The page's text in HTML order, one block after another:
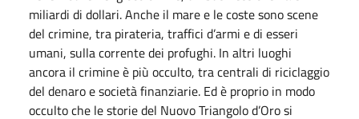
miliardi di dollari. Anche il mare e le coste sono scene
del crimine, tra pirateria, traffici d’armi e di esseri
umani, sulla corrente dei profughi. In altri luoghi
ancora il crimine è più occulto, tra centrali di riciclaggio
del denaro e società finanziarie. Ed è proprio in modo
occulto che le storie del Nuovo Triangolo d’Oro si